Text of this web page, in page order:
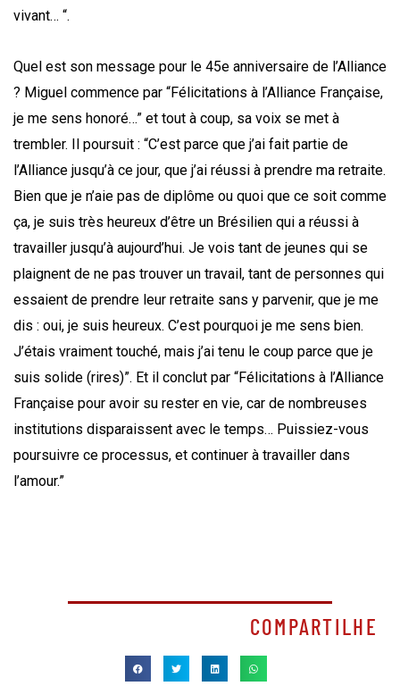
vivant… “.
Quel est son message pour le 45e anniversaire de l’Alliance
? Miguel commence par “Félicitations à l’Alliance Française,
je me sens honoré…” et tout à coup, sa voix se met à
trembler. Il poursuit : “C’est parce que j’ai fait partie de
l’Alliance jusqu’à ce jour, que j’ai réussi à prendre ma retraite.
Bien que je n’aie pas de diplôme ou quoi que ce soit comme
ça, je suis très heureux d’être un Brésilien qui a réussi à
travailler jusqu’à aujourd’hui. Je vois tant de jeunes qui se
plaignent de ne pas trouver un travail, tant de personnes qui
essaient de prendre leur retraite sans y parvenir, que je me
dis : oui, je suis heureux. C’est pourquoi je me sens bien.
J’étais vraiment touché, mais j’ai tenu le coup parce que je
suis solide (rires)”. Et il conclut par “Félicitations à l’Alliance
Française pour avoir su rester en vie, car de nombreuses
institutions disparaissent avec le temps… Puissiez-vous
poursuivre ce processus, et continuer à travailler dans
l’amour.”
COMPARTILHE